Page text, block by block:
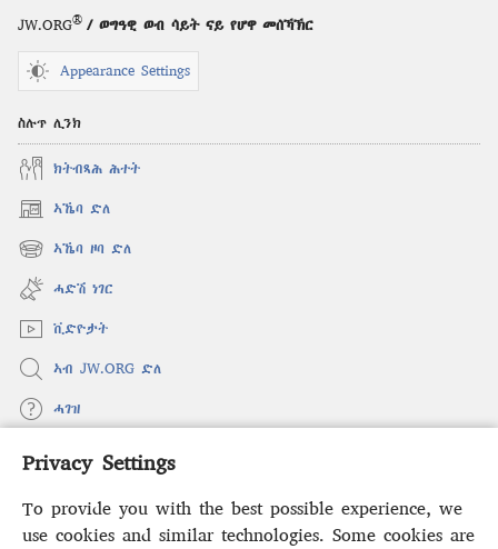
Privacy Settings
To provide you with the best possible experience, we
use cookies and similar technologies. Some cookies are
JW.ORG® / ወግዓዊ ወብ ሳይት ናይ የሆዋ መሰኻኽር
Appearance Settings
ስሉጥ ሊንክ
ክትብጻሕ ሕተት
ኣኼባ ድለ
(opens
new
window)
ኣኼባ ዞባ ድለ
(opens
new
window)
ሓድሽ ነገር
ቪድዮታት
ኣብ JW.ORG ድለ
ሓገዝ
ወፈያ
(opens
window)
ቤተ መጻሕፍቲ ኢንተርነት ግምቢ ዘብዐኛ
(opens